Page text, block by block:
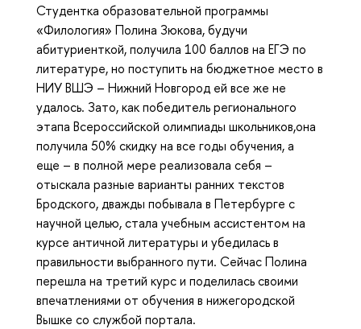
Студентка образовательной программы
«Филология» Полина Зюкова, будучи
абитуриенткой, получила 100 баллов на ЕГЭ по
литературе, но поступить на бюджетное место в
НИУ ВШЭ – Нижний Новгород ей все же не
удалось. Зато, как победитель регионального
этапа Всероссийской олимпиады школьников,она
получила 50% скидку на все годы обучения, а
еще – в полной мере реализовала себя –
отыскала разные варианты ранних текстов
Бродского, дважды побывала в Петербурге с
научной целью, стала учебным ассистентом на
курсе античной литературы и убедилась в
правильности выбранного пути. Сейчас Полина
перешла на третий курс и поделилась своими
впечатлениями от обучения в нижегородской
Вышке со службой портала.